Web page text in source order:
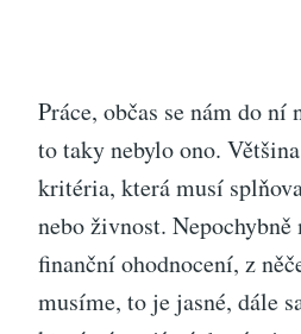
Práce, občas se nám do ní
to taky nebylo ono.
kritéria, která musí
nebo živnost.
finanční ohodnocení, z
musíme, to je jasné, dále